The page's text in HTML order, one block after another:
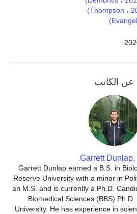
عن الكاتب
Garrett Dunlap,
Garrett Dunlap earned a B.S. in
Reserve University with a minor in
an M.S. and is currently a Ph.D.
Biomedical Sciences (BBS)
University. He has experience in